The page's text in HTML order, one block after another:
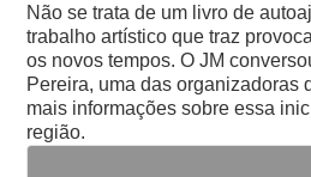
Não se trata de um livro de
trabalho artístico que traz
os novos tempos. O JM
Pereira, uma das organizadoras
mais informações sobre essa
região.